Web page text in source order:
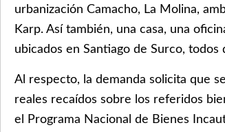
urbanización Camacho, La Molina,
Karp. Así también, una casa, una
ubicados en Santiago de Surco,
Al respecto, la demanda solicita que
reales recaídos sobre los referidos
el Programa Nacional de Bienes